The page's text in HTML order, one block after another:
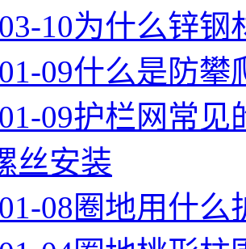
10为什么锌钢
09什么是防攀
09护栏网常见
丝安装
08圈地用什么